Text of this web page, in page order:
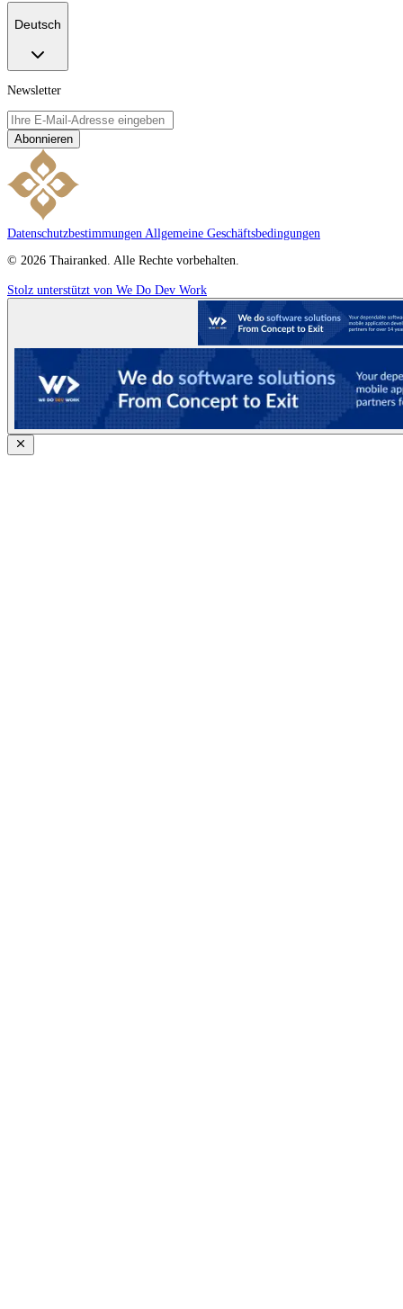
Deutsch
Newsletter
Abonnieren
Datenschutzbestimmungen Allgemeine Geschäftsbedingungen
© 2026 Thairanked. Alle Rechte vorbehalten.
Stolz unterstützt von We Do Dev Work